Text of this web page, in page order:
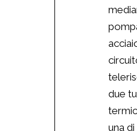
due
una